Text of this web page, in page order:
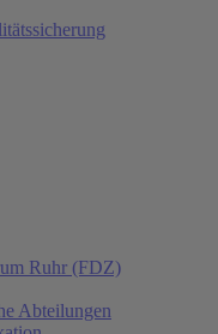
Ruhr (FDZ)
Abteilungen